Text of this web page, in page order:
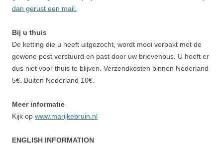
dan gerust een mail.
Bij u thuis
De ketting die u heeft uitgezocht, wordt mooi verpakt met de
gewone post verstuurd en past door uw brievenbus. U hoeft er
dus niet voor thuis te blijven. Verzendkosten binnen Nederland
5€. Buiten Nederland 10€.
Meer informatie
Kijk op www.marijkebruin.nl
ENGLISH INFORMATION